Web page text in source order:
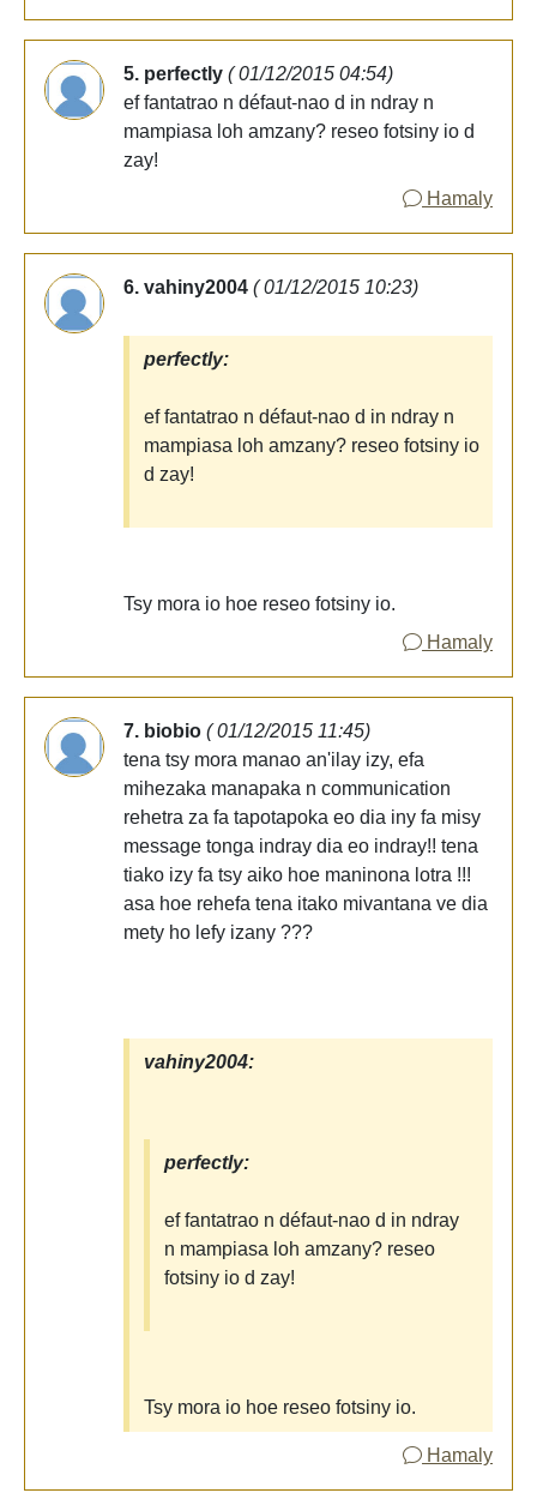
5. perfectly ( 01/12/2015 04:54)
ef fantatrao n défaut-nao d in ndray n
mampiasa loh amzany? reseo fotsiny io d
zay!
Hamaly
6. vahiny2004 ( 01/12/2015 10:23)
perfectly:
ef fantatrao n défaut-nao d in ndray n
mampiasa loh amzany? reseo fotsiny io
d zay!
Tsy mora io hoe reseo fotsiny io.
Hamaly
7. biobio ( 01/12/2015 11:45)
tena tsy mora manao an'ilay izy, efa
mihezaka manapaka n communication
rehetra za fa tapotapoka eo dia iny fa misy
message tonga indray dia eo indray!! tena
tiako izy fa tsy aiko hoe maninona lotra !!!
asa hoe rehefa tena itako mivantana ve dia
mety ho lefy izany ???
vahiny2004:
perfectly:
ef fantatrao n défaut-nao d in ndray
n mampiasa loh amzany? reseo
fotsiny io d zay!
Tsy mora io hoe reseo fotsiny io.
Hamaly